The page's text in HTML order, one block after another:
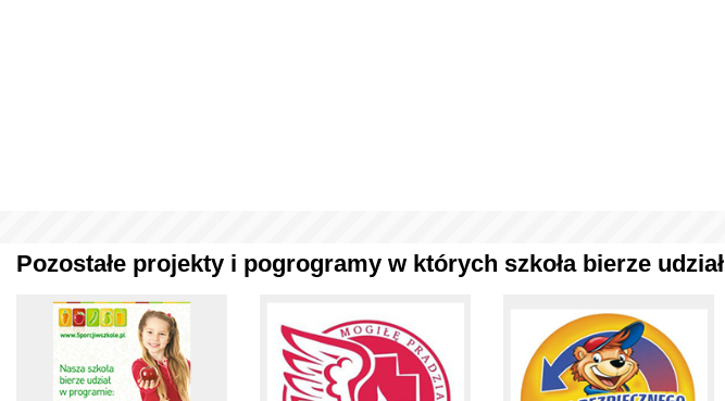
Pozostałe projekty i pogrogramy w których szkoła bierze udział